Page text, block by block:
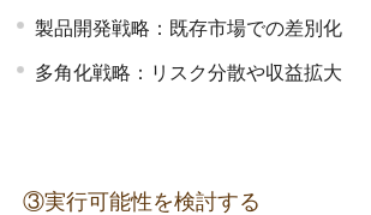
製品開発戦略：既存市場での差別化
多角化戦略：リスク分散や収益拡大
③実行可能性を検討する